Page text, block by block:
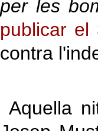
per les
publicar
contra
Aquella